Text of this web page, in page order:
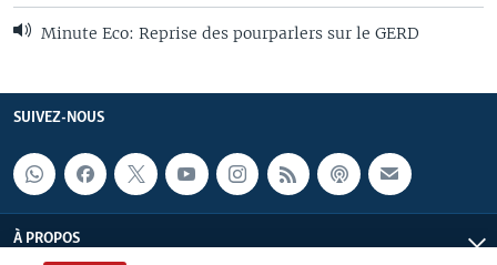
Minute Eco: Reprise des pourparlers sur le GERD
SUIVEZ-NOUS
À PROPOS